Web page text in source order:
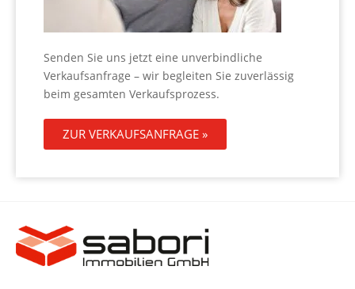
Senden Sie uns jetzt eine unverbindliche
Verkaufsanfrage – wir begleiten Sie zuverlässig
beim gesamten Verkaufsprozess.
ZUR VERKAUFSANFRAGE »